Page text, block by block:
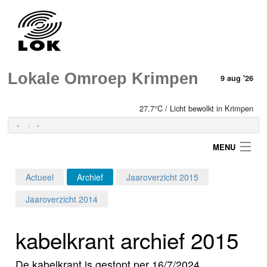
Lokale Omroep Krimpen 9 aug '26
27.7°C / Licht bewolkt in Krimpen
- -
MENU
Programma's
Actueel Archief
Jaaroverzicht 2015
Jaaroverzicht 2014
kabelkrant archief 2015